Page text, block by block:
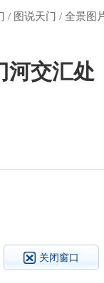
/ 图说天门 / 全景图
河交汇处
关闭窗口